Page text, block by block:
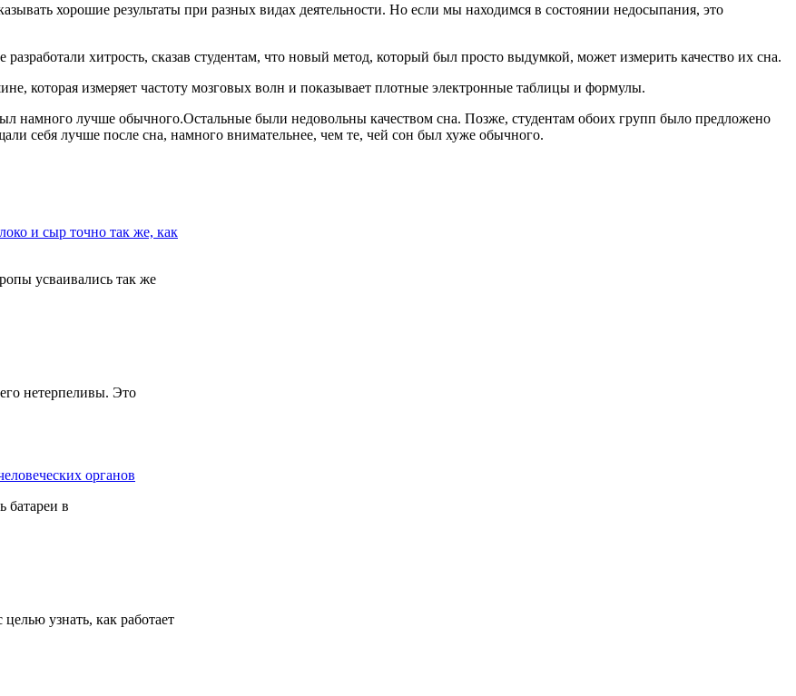
хорошие результаты при разных видах деятельности. Но если мы находимся в состоянии недосыпания, это
хитрость, сказав студентам, что новый метод, который был просто выдумкой, может измерить качество их сна.
которая измеряет частоту мозговых волн и показывает плотные электронные таблицы и формулы.
намного лучше обычного.Остальные были недовольны качеством сна. Позже, студентам обоих групп было предложено
себя лучше после сна, намного внимательнее, чем те, чей сон был хуже обычного.
усваивались так же
нетерпеливы. Это
батареи в
узнать, как работает